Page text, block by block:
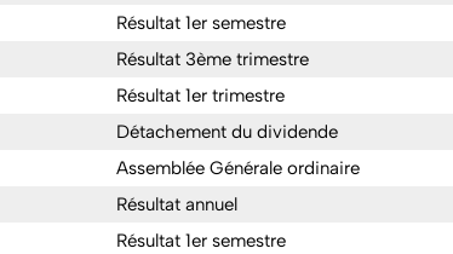
Résultat 1er semestre
Résultat 3ème trimestre
Résultat 1er trimestre
Détachement du dividende
Assemblée Générale ordinaire
Résultat annuel
Résultat 1er semestre